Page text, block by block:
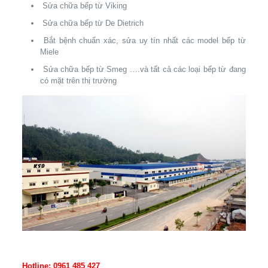
Sửa chữa bếp từ Viking
Sửa chữa bếp từ De Dietrich
Bắt bệnh chuẩn xác, sửa uy tín nhất các model bếp từ
Miele
Sửa chữa bếp từ Smeg ….và tất cả các loại bếp từ đang
có mặt trên thị trường
Hotline: 0961 485 427